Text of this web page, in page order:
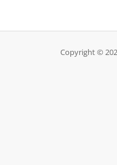
Copyright ©